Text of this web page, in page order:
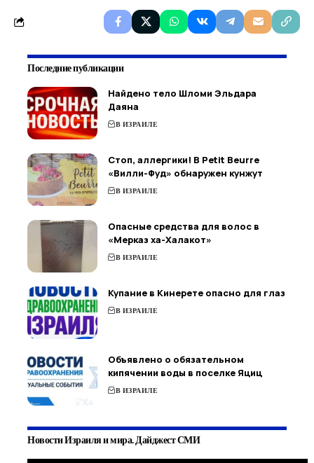
Последние публикации
Найдено тело Шломи Эльдара
Даяна
В ИЗРАИЛЕ
Стоп, аллергики! В Petit Beurre
«Вилли-Фуд» обнаружен кунжут
В ИЗРАИЛЕ
Опасные средства для волос в
«Мерказ ха-Халакот»
В ИЗРАИЛЕ
Купание в Кинерете опасно для глаз
В ИЗРАИЛЕ
Объявлено о обязательном
кипячении воды в поселке Яциц
В ИЗРАИЛЕ
Новости Израиля и мира. Дайджест СМИ